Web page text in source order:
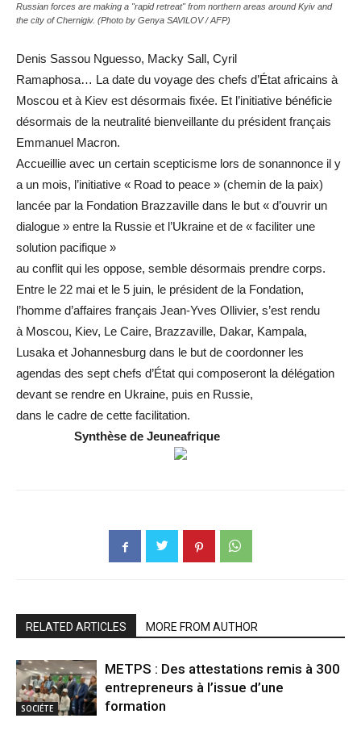
Russian forces are making a "rapid retreat" from northern areas around Kyiv and
the city of Chernigiv. (Photo by Genya SAVILOV / AFP)
Denis Sassou Nguesso, Macky Sall, Cyril
Ramaphosa… La date du voyage des chefs d’État africains à
Moscou et à Kiev est désormais fixée. Et l’initiative bénéficie
désormais de la neutralité bienveillante du président français
Emmanuel Macron.
Accueillie avec un certain scepticisme lors de sonannonce il y
a un mois, l’initiative « Road to peace » (chemin de la paix)
lancée par la Fondation Brazzaville dans le but « d’ouvrir un
dialogue » entre la Russie et l’Ukraine et de « faciliter une
solution pacifique »
au conflit qui les oppose, semble désormais prendre corps.
Entre le 22 mai et le 5 juin, le président de la Fondation,
l’homme d’affaires français Jean-Yves Ollivier, s’est rendu
à Moscou, Kiev, Le Caire, Brazzaville, Dakar, Kampala,
Lusaka et Johannesburg dans le but de coordonner les
agendas des sept chefs d’État qui composeront la délégation
devant se rendre en Ukraine, puis en Russie,
dans le cadre de cette facilitation.
Synthèse de Jeuneafrique
RELATED ARTICLES MORE FROM AUTHOR
SOCIÉTE
METPS : Des attestations remis à 300
entrepreneurs à l’issue d’une
formation